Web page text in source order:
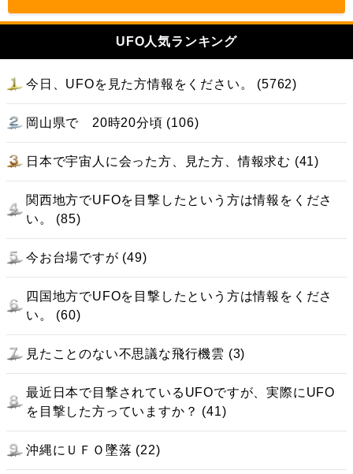
UFO人気ランキング
今日、UFOを見た方情報をください。 (5762)
岡山県で 20時20分頃 (106)
日本で宇宙人に会った方、見た方、情報求む (41)
関西地方でUFOを目撃したという方は情報をくださ
い。 (85)
今お台場ですが (49)
四国地方でUFOを目撃したという方は情報をくださ
い。 (60)
見たことのない不思議な飛行機雲 (3)
最近日本で目撃されているUFOですが、実際にUFO
を目撃した方っていますか？ (41)
沖縄にＵＦＯ墜落 (22)